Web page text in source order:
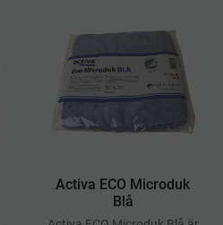
Activa ECO Microduk
Blå